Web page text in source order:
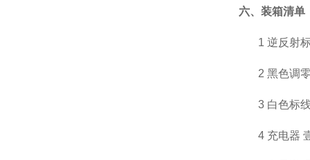
六、装箱清单
1 逆反射
2 黑色调
3 白色标
4 充电器